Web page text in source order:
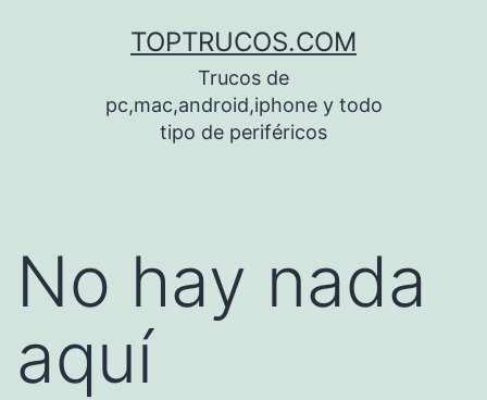
TOPTRUCOS.COM
Trucos de
pc,mac,android,iphone y todo
tipo de periféricos
No hay nada
aquí